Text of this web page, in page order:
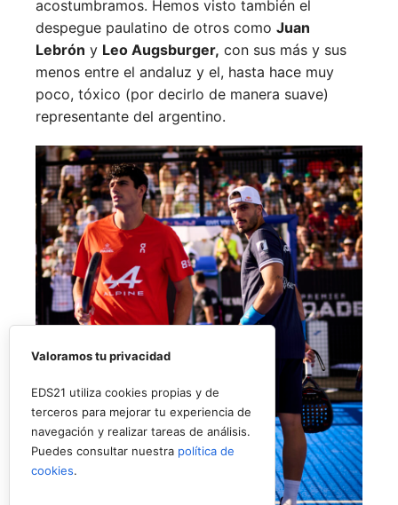
acostumbramos. Hemos visto también el
despegue paulatino de otros como Juan
Lebrón y Leo Augsburger, con sus más y sus
menos entre el andaluz y el, hasta hace muy
poco, tóxico (por decirlo de manera suave)
representante del argentino.
Valoramos tu privacidad
EDS21 utiliza cookies propias y de
terceros para mejorar tu experiencia de
navegación y realizar tareas de análisis.
Puedes consultar nuestra política de
cookies.